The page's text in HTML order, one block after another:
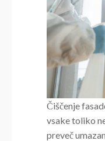
Čiščenje
vsake toliko
preveč